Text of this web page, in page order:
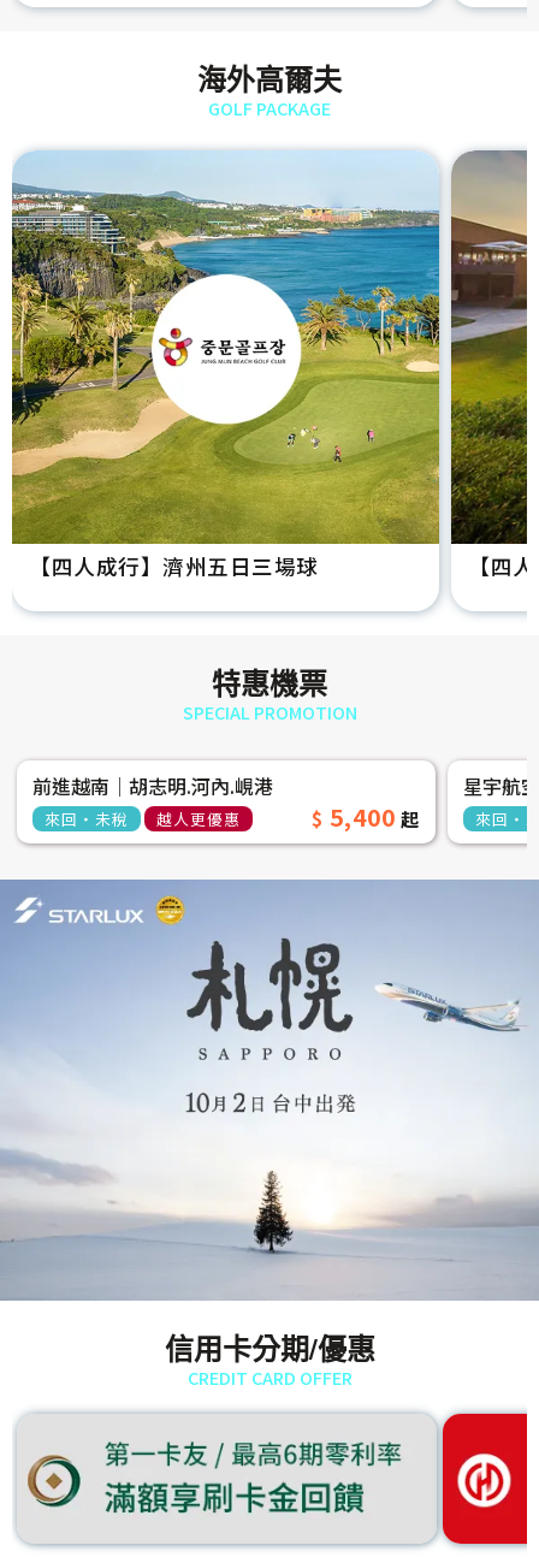
海外高爾夫
GOLF PACKAGE
【四人成行】濟州五日三場球 【四
特惠機票
SPECIAL PROMOTION
前進越南│胡志明.河內.峴港
來回‧未稅 越人更優惠 5,400
星宇航
來回‧
信用卡分期/優惠
CREDIT CARD OFFER